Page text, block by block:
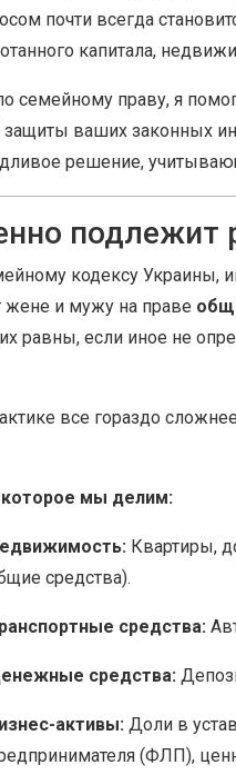
почти всегда
капитала,
семейному праву, я
защиты ваших законных
решение,
подлежит
кодексу Украины,
жене и мужу на праве
равны, если иное не
все гораздо
мы делим:
Квартиры,
средства).
средства:
средства:
активы: Доли в
(ФЛП),